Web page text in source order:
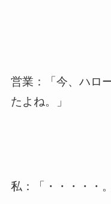
営業：「今、ハロ
たよね。」
私：「・・・・・。